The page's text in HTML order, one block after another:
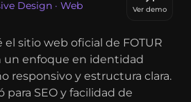
Design · Web
Ver demo
el sitio web oficial de FOTUR
un enfoque en identidad
responsivo y estructura clara.
para SEO y facilidad de